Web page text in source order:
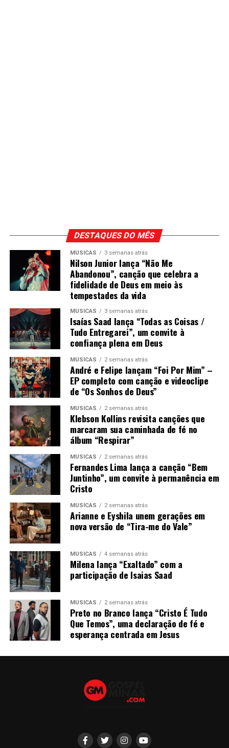
DESTAQUES DO MÊS
MÚSICAS 3 semanas atrás
Nilson Junior lança “Não Me
Abandonou”, canção que celebra a
fidelidade de Deus em meio às
tempestades da vida
MÚSICAS 3 semanas atrás
Isaías Saad lança “Todas as Coisas /
Tudo Entregarei”, um convite à
confiança plena em Deus
MÚSICAS 2 semanas atrás
André e Felipe lançam “Foi Por Mim” –
EP completo com canção e videoclipe
de “Os Sonhos de Deus”
MÚSICAS 2 semanas atrás
Klebson Kollins revisita canções que
marcaram sua caminhada de fé no
álbum “Respirar”
MÚSICAS 2 semanas atrás
Fernandes Lima lança a canção “Bem
Juntinho”, um convite à permanência em
Cristo
MÚSICAS 2 semanas atrás
Arianne e Eyshila unem gerações em
nova versão de “Tira-me do Vale”
MÚSICAS 4 semanas atrás
Milena lança “Exaltado” com a
participação de Isaias Saad
MÚSICAS 2 semanas atrás
Preto no Branco lança “Cristo É Tudo
Que Temos”, uma declaração de fé e
esperança centrada em Jesus